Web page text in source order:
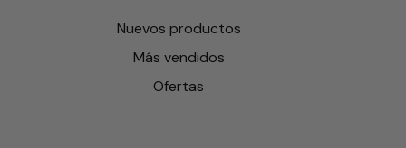
Nuevos productos
Más vendidos
Ofertas